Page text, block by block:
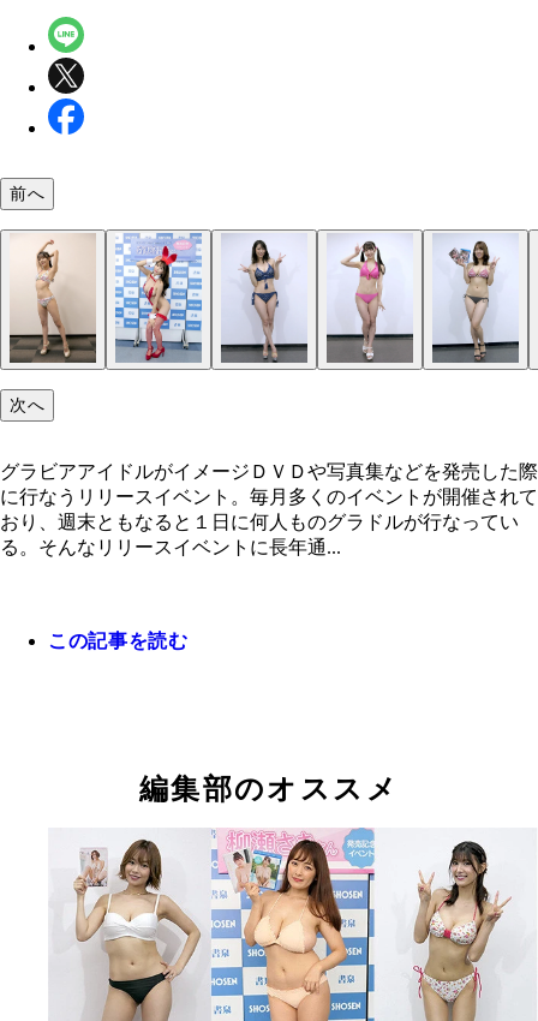
前へ
次へ
グラビアアイドルがイメージＤＶＤや写真集などを発売した際
に行なうリリースイベント。毎月多くのイベントが開催されて
おり、週末ともなると１日に何人ものグラドルが行なってい
る。そんなリリースイベントに長年通...
この記事を読む
編集部のオススメ